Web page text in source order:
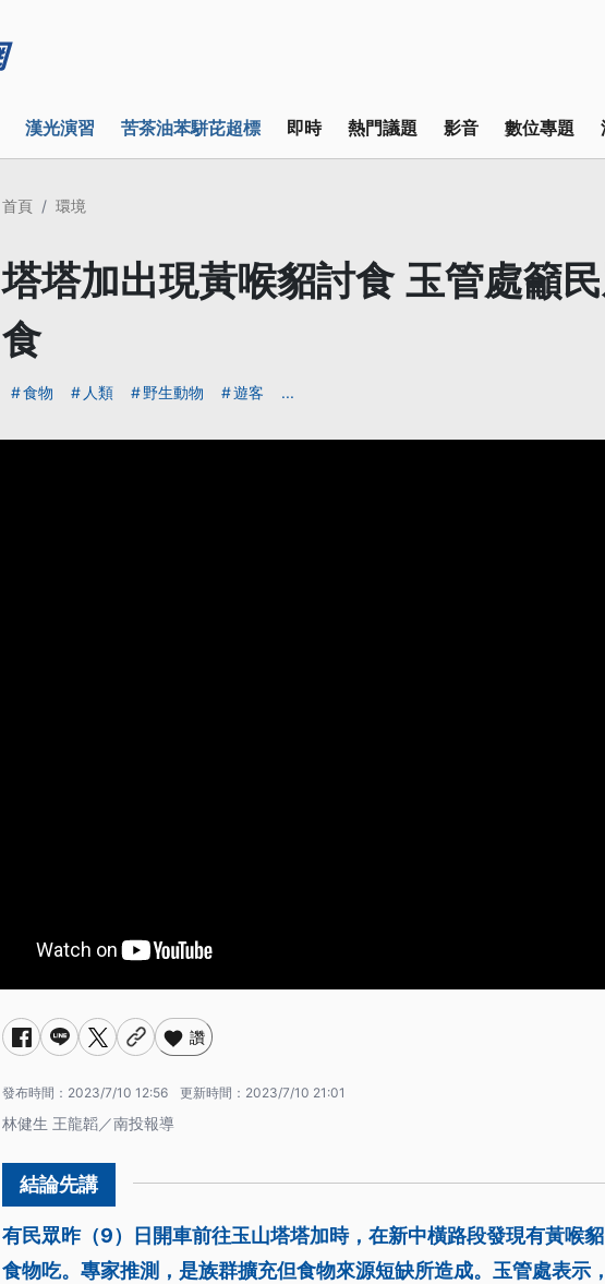
漢光演習 苦茶油苯駢芘超標 即時 熱門議題 影音 數位專題
首頁 環境
塔塔加出現黃喉貂討食 玉管處籲
食
食物 人類 野生動物 遊客 ...
讚
發布時間： 2023/7/10 12:56 更新時間： 2023/7/10 21:01
林健生 王龍韜／南投報導
有民眾昨（9）日開車前往玉山塔塔加時，在新中橫路段發現有黃喉
食物吃。專家推測，是族群擴充但食物來源短缺所造成。玉管處表示